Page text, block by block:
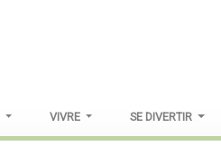
VIVRE SE DIVERTIR